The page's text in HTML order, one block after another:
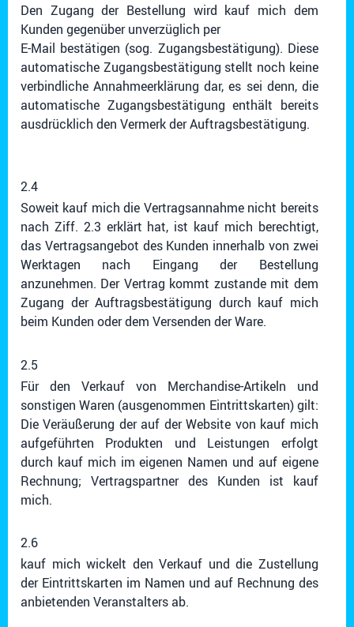
Den Zugang der Bestellung wird kauf mich dem
Kunden gegenüber unverzüglich per
E-Mail bestätigen (sog. Zugangsbestätigung). Diese
automatische Zugangsbestätigung stellt noch keine
verbindliche Annahmeerklärung dar, es sei denn, die
automatische Zugangsbestätigung enthält bereits
ausdrücklich den Vermerk der Auftragsbestätigung.
2.4
Soweit kauf mich die Vertragsannahme nicht bereits
nach Ziff. 2.3 erklärt hat, ist kauf mich berechtigt,
das Vertragsangebot des Kunden innerhalb von zwei
Werktagen nach Eingang der Bestellung
anzunehmen. Der Vertrag kommt zustande mit dem
Zugang der Auftragsbestätigung durch kauf mich
beim Kunden oder dem Versenden der Ware.
2.5
Für den Verkauf von Merchandise-Artikeln und
sonstigen Waren (ausgenommen Eintrittskarten) gilt:
Die Veräußerung der auf der Website von kauf mich
aufgeführten Produkten und Leistungen erfolgt
durch kauf mich im eigenen Namen und auf eigene
Rechnung; Vertragspartner des Kunden ist kauf
mich.
2.6
kauf mich wickelt den Verkauf und die Zustellung
der Eintrittskarten im Namen und auf Rechnung des
anbietenden Veranstalters ab.